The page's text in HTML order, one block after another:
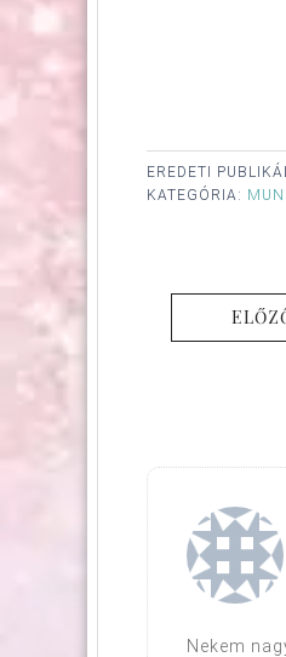
EREDETI
KATEGÓRIA:
Nekem